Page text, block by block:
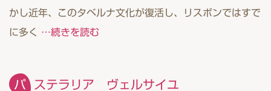
かし近年、このタベルナ文化が復活し、リスボンではすで
に多く …続きを読む
パステラリア ヴェルサイユ